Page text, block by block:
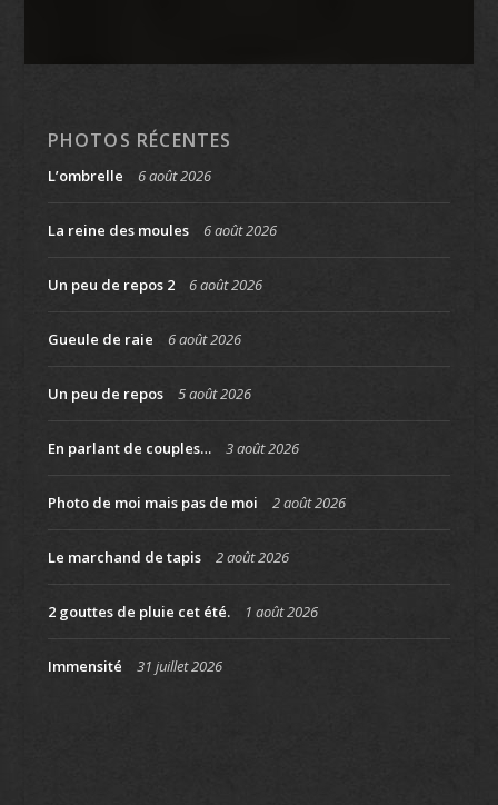
PHOTOS RÉCENTES
L’ombrelle 6 août 2026
La reine des moules 6 août 2026
Un peu de repos 2 6 août 2026
Gueule de raie 6 août 2026
Un peu de repos 5 août 2026
En parlant de couples… 3 août 2026
Photo de moi mais pas de moi 2 août 2026
Le marchand de tapis 2 août 2026
2 gouttes de pluie cet été. 1 août 2026
Immensité 31 juillet 2026